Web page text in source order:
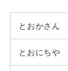
とおかさん
とおにちや